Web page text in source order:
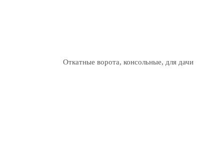
Откатные ворота, консольные, для дачи